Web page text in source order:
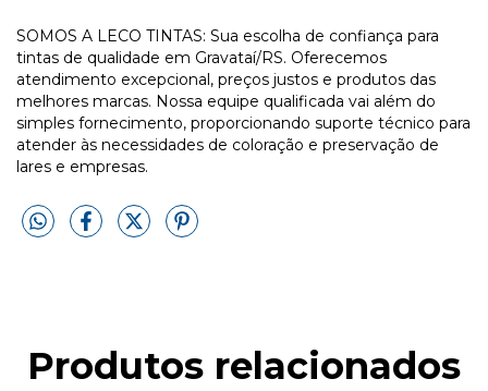
SOMOS A LECO TINTAS: Sua escolha de confiança para
tintas de qualidade em Gravataí/RS. Oferecemos
atendimento excepcional, preços justos e produtos das
melhores marcas. Nossa equipe qualificada vai além do
simples fornecimento, proporcionando suporte técnico para
atender às necessidades de coloração e preservação de
lares e empresas.
Produtos relacionados